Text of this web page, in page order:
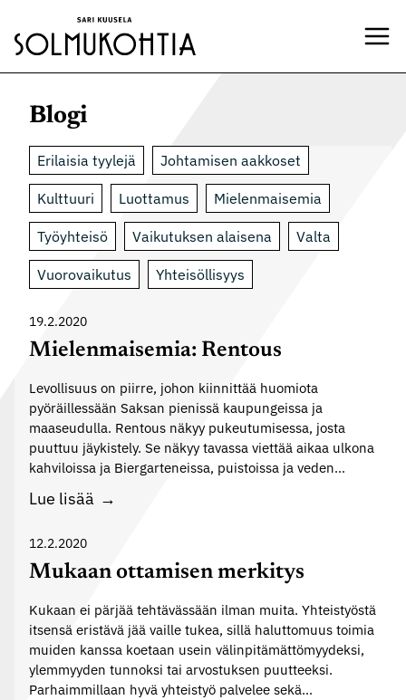
sisältöön
Blogi
Erilaisia tyylejä Johtamisen aakkoset
Kulttuuri Luottamus Mielenmaisemia
Työyhteisö Vaikutuksen alaisena Valta
Vuorovaikutus Yhteisöllisyys
Mielenmaisemia: Rentous
19.2.2020
Levollisuus on piirre, johon kiinnittää huomiota
pyöräillessään Saksan pienissä kaupungeissa ja
maaseudulla. Rentous näkyy pukeutumisessa, josta
puuttuu jäykistely. Se näkyy tavassa viettää aikaa ulkona
kahviloissa ja Biergarteneissa, puistoissa ja veden…
Lue lisää M
l
n
m
a
i
Mukaan ottamisen merkitys
12.2.2020
Kukaan ei pärjää tehtävässään ilman muita. Yhteistyöstä
itsensä eristävä jää vaille tukea, sillä haluttomuus toimia
muiden kanssa koetaan usein välinpitämättömyydeksi,
ylemmyyden tunnoksi tai arvostuksen puutteeksi.
Parhaimmillaan hyvä yhteistyö palvelee sekä…